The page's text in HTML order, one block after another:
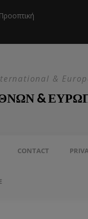
&
&
CONTACT